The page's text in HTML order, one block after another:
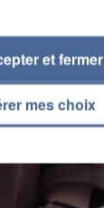
SONT...
mes choix
et fermer